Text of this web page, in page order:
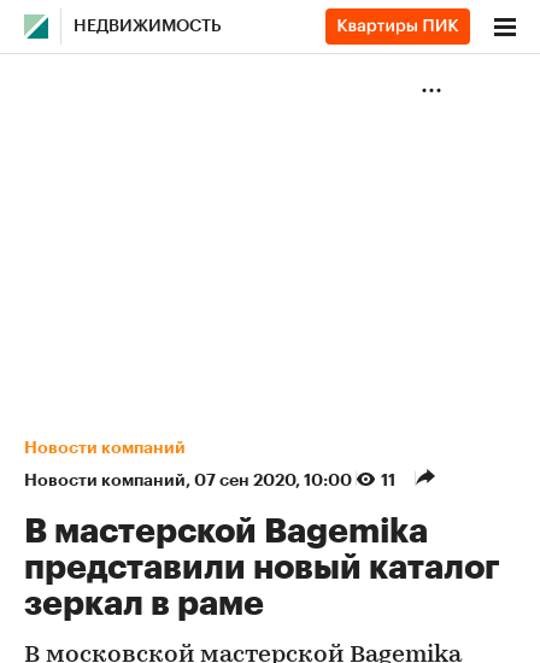
НЕДВИЖИМОСТЬ
Новости компаний
Новости компаний⁠, 07 сен 2020, 10:00 11
В мастерской Bagemika
представили новый каталог
зеркал в раме
В московской мастерской Bagemika